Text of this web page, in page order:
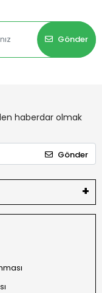
Gönder
haberdar olmak
Gönder